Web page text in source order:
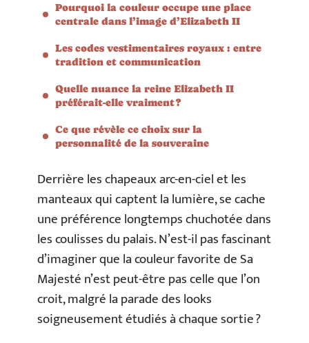
Pourquoi la couleur occupe une place
centrale dans l’image d’Elizabeth II
Les codes vestimentaires royaux : entre
tradition et communication
Quelle nuance la reine Elizabeth II
préférait-elle vraiment ?
Ce que révèle ce choix sur la
personnalité de la souveraine
Derrière les chapeaux arc-en-ciel et les
manteaux qui captent la lumière, se cache
une préférence longtemps chuchotée dans
les coulisses du palais. N’est-il pas fascinant
d’imaginer que la couleur favorite de Sa
Majesté n’est peut-être pas celle que l’on
croit, malgré la parade des looks
soigneusement étudiés à chaque sortie ?